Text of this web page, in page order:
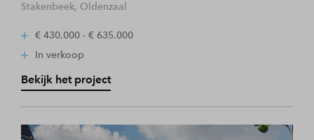
Stakenbeek, Oldenzaal
€ 430.000 - € 635.000
In verkoop
Bekijk het project